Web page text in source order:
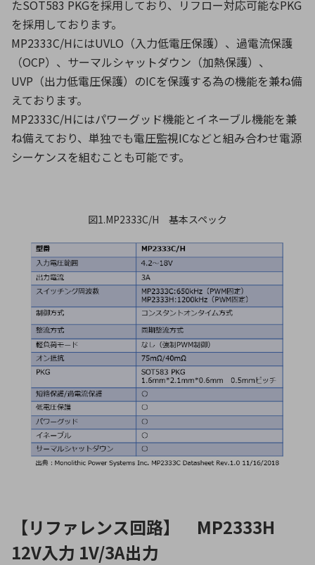
たSOT583 PKGを採用しており、リフロー対応可能なPKG
を採用しております。
MP2333C/HにはUVLO（入力低電圧保護）、過電流保護
（OCP）、サーマルシャットダウン（加熱保護）、
UVP（出力低電圧保護）のICを保護する為の機能を兼ね備
えております。
MP2333C/Hにはパワーグッド機能とイネーブル機能を兼
ね備えており、単独でも電圧監視ICなどと組み合わせ電源
シーケンスを組むことも可能です。
図1.MP2333C/H 基本スペック
【リファレンス回路】 MP2333H
12V入力 1V/3A出力